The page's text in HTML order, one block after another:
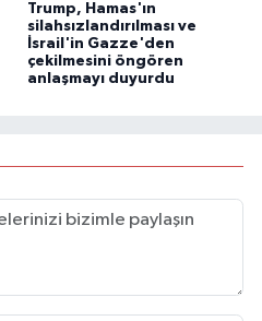
Trump, Hamas'ın
silahsızlandırılması ve
İsrail'in Gazze'den
çekilmesini öngören
anlaşmayı duyurdu